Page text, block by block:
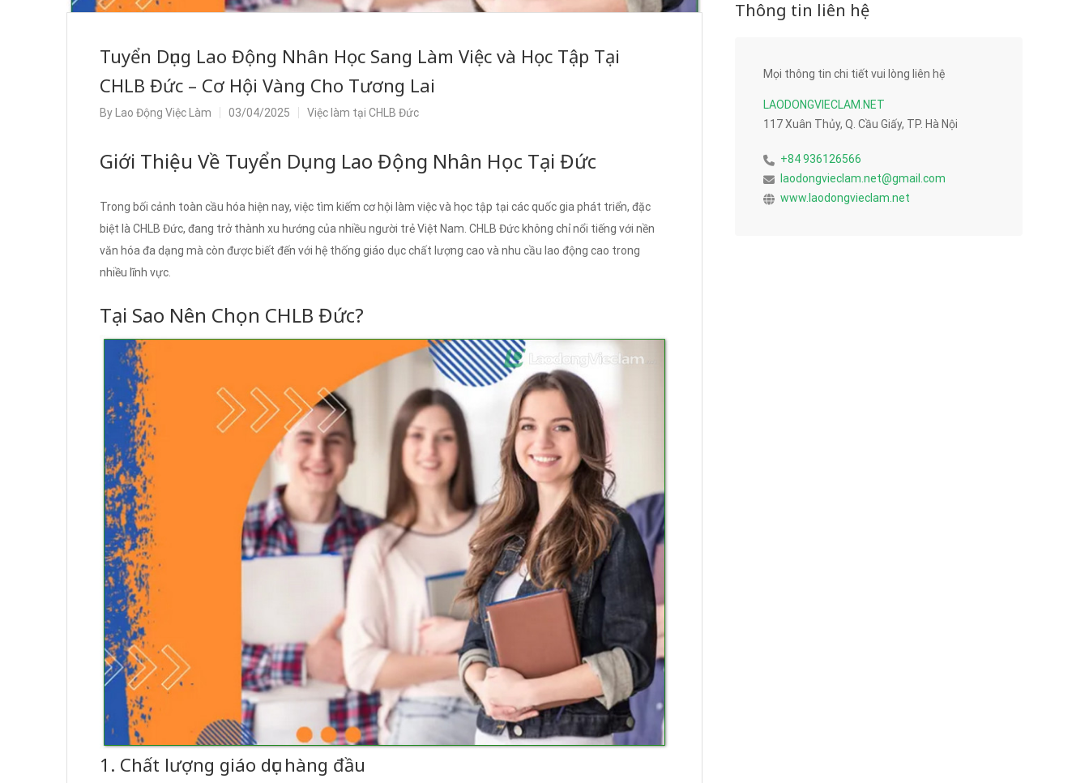
Tuyển Dụng Lao Động Nhân Học Sang Làm Việc và Học Tập Tại
CHLB Đức – Cơ Hội Vàng Cho Tương Lai
By Lao Động Việc Làm 03/04/2025 Việc làm tại CHLB Đức
Giới Thiệu Về Tuyển Dụng Lao Động Nhân Học Tại Đức
Trong bối cảnh toàn cầu hóa hiện nay, việc tìm kiếm cơ hội làm việc và học tập tại các quốc gia phát triển, đặc
biệt là CHLB Đức, đang trở thành xu hướng của nhiều người trẻ Việt Nam. CHLB Đức không chỉ nổi tiếng với nền
văn hóa đa dạng mà còn được biết đến với hệ thống giáo dục chất lượng cao và nhu cầu lao động cao trong
nhiều lĩnh vực.
Tại Sao Nên Chọn CHLB Đức?
1. Chất lượng giáo dục hàng đầu
Thông tin liên hệ
Mọi thông tin chi tiết vui lòng liên hệ
LAODONGVIECLAM.NET
117 Xuân Thủy, Q. Cầu Giấy, TP. Hà Nội
+84 936126566
laodongvieclam.net@gmail.com
www.laodongvieclam.net